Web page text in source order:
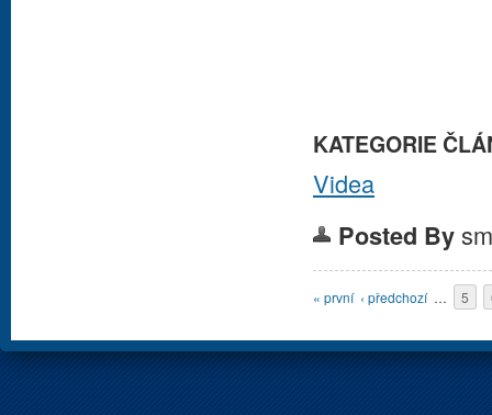
KATEGORIE
Videa
Posted By
Stránky
« první ‹ předchozí … 5